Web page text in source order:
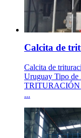
Calcita de
Calcita de
Uruguay Tipo
...